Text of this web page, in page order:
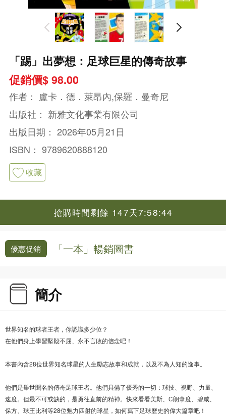
「踢」出夢想：足球巨星的傳奇故事
促銷價$ 98.00
作者： 盧卡．德．萊昂內,保羅．曼奇尼
出版社： 新雅文化事業有限公司
出版日期： 2026年05月21日
ISBN： 9789620888120
收藏
搶購時間剩餘 147天7:58:44
優惠促銷 「一本」暢銷圖書
簡介
世界知名的球者王者，你認識多少位？
在他們身上學習堅毅不屈、永不言敗的信念吧！
本書內含28位世界知名球星的人生勵志故事和成就，以及不為人知的逸事。
他們是舉世聞名的傳奇足球王者。他們具備了優秀的一切：球技、視野、力量、
速度。但最不可或缺的，是勇往直前的精神。快來看看美斯、C朗拿度、碧咸、
保方、球王比利等28位魅力四射的球星，如何寫下足球歷史的偉大篇章吧！